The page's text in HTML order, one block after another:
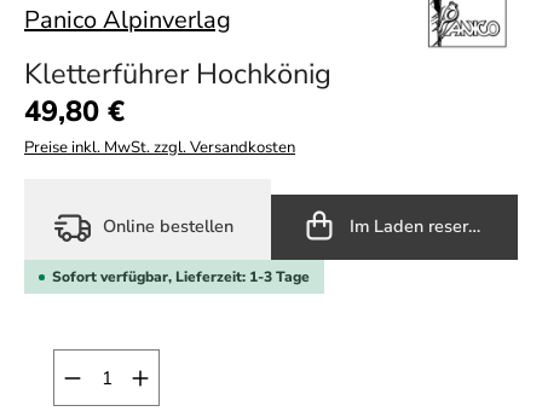
Panico Alpinverlag
Kletterführer Hochkönig
Regulärer Preis:
49,80 €
Preise inkl. MwSt. zzgl. Versandkosten
Online bestellen Im Laden reservieren
Sofort verfügbar, Lieferzeit: 1-3 Tage
Produkt Anzahl: Gib den gewünschten Wert